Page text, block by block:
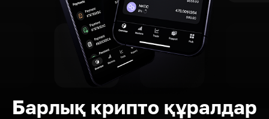
Барлық крипто құралдар